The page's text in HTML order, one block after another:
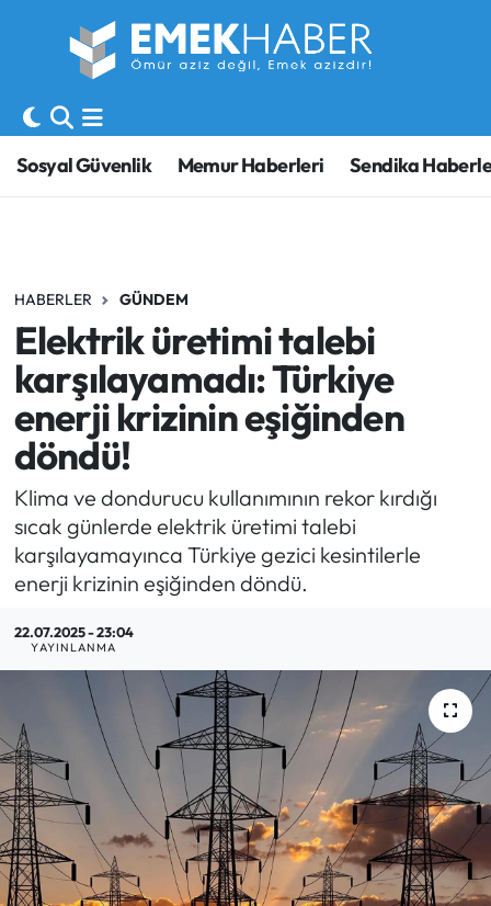
Sosyal Güvenlik Memur Haberleri Sendika
HABERLER GÜNDEM
Elektrik üretimi talebi
karşılayamadı: Türkiye
enerji krizinin eşiğinden
döndü!
Klima ve dondurucu kullanımının rekor kırdığı
sıcak günlerde elektrik üretimi talebi
karşılayamayınca Türkiye gezici kesintilerle
enerji krizinin eşiğinden döndü.
22.07.2025 - 23:04
YAYINLANMA
Sosyal Güvenlik
Sendika
SORU-CEVAP
Memur
Emekli
İşveren
İş Fırsatları
Yargı Kararları
Araştırma-Rapor
Hava Durumu
Trafik Durumu
Süper Lig Puan Durumu ve Fikstür
Son Dakika Haberleri
Haber Arşivi